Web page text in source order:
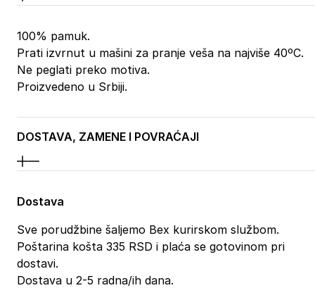
100% pamuk.
Prati izvrnut u mašini za pranje veša na najviše 40ºC.
Ne peglati preko motiva.
Proizvedeno u Srbiji.
DOSTAVA, ZAMENE I POVRAĆAJI
Dostava
Sve porudžbine šaljemo Bex kurirskom službom.
Poštarina košta 335 RSD i plaća se gotovinom pri
dostavi.
Dostava u 2-5 radna/ih dana.